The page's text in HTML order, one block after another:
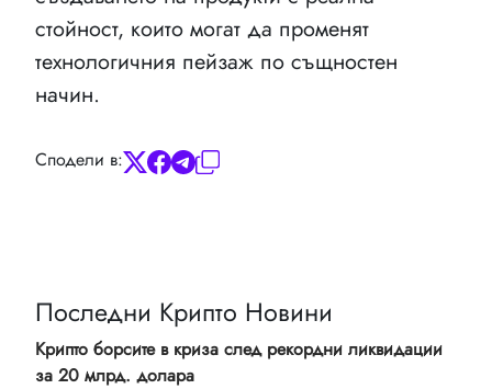
стойност, които могат да променят
технологичния пейзаж по същностен
начин.
Сподели в:
Последни Крипто Новини
Крипто борсите в криза след рекордни ликвидации
за 20 млрд. долара